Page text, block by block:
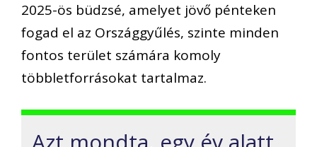
2025-ös büdzsé, amelyet jövő pénteken
fogad el az Országgyűlés, szinte minden
fontos terület számára komoly
többletforrásokat tartalmaz.